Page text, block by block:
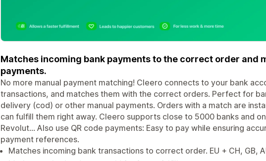
Matches incoming bank payments to the correct order and
payments.
No more manual payment matching! Cleero connects to your bank
transactions, and matches them with the correct orders. Perfect for
delivery (cod) or other manual payments. Orders with a match are
can fulfill them right away. Cleero supports close to 5000 banks and
Revolut... Also use QR code payments: Easy to pay while ensuring
payment references.
Matches incoming bank transactions to correct order. EU + CH, GB,